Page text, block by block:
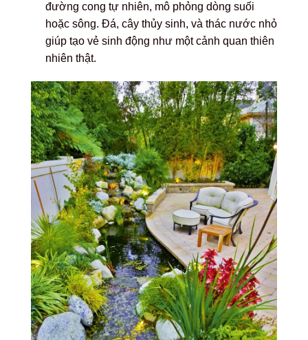
đường cong tự nhiên, mô phỏng dòng suối
hoặc sông. Đá, cây thủy sinh, và thác nước nhỏ
giúp tạo vẻ sinh động như một cảnh quan thiên
nhiên thật.